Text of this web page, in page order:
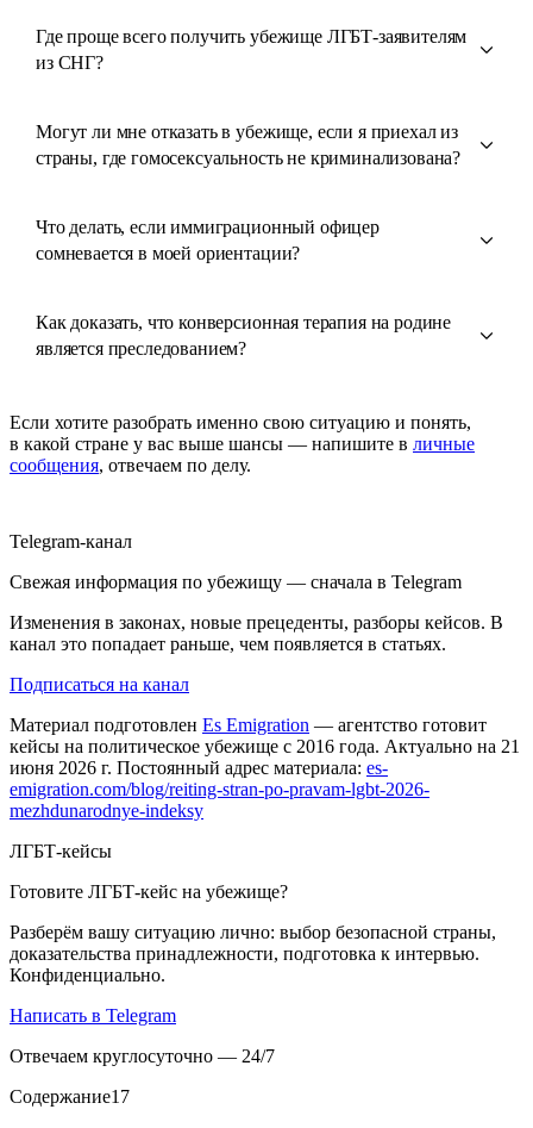
Где проще всего получить убежище ЛГБТ-заявителям
из СНГ?
Могут ли мне отказать в убежище, если я приехал из
страны, где гомосексуальность не криминализована?
Что делать, если иммиграционный офицер
сомневается в моей ориентации?
Как доказать, что конверсионная терапия на родине
является преследованием?
Если хотите разобрать именно свою ситуацию и понять,
в какой стране у вас выше шансы — напишите в личные
сообщения, отвечаем по делу.
Telegram-канал
Свежая информация по убежищу — сначала в Telegram
Изменения в законах, новые прецеденты, разборы кейсов. В
канал это попадает раньше, чем появляется в статьях.
Подписаться на канал
Материал подготовлен Es Emigration — агентство готовит
кейсы на политическое убежище с 2016 года. Актуально на 21
июня 2026 г. Постоянный адрес материала: es-
emigration.com/blog/reiting-stran-po-pravam-lgbt-2026-
mezhdunarodnye-indeksy
ЛГБТ-кейсы
Готовите ЛГБТ-кейс на убежище?
Разберём вашу ситуацию лично: выбор безопасной страны,
доказательства принадлежности, подготовка к интервью.
Конфиденциально.
Написать в Telegram
Отвечаем круглосуточно — 24/7
Содержание17